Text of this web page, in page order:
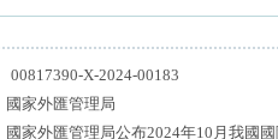
00817390-X-2024-00183
國家外匯管理局
國家外匯管理局公布2024年10月我國